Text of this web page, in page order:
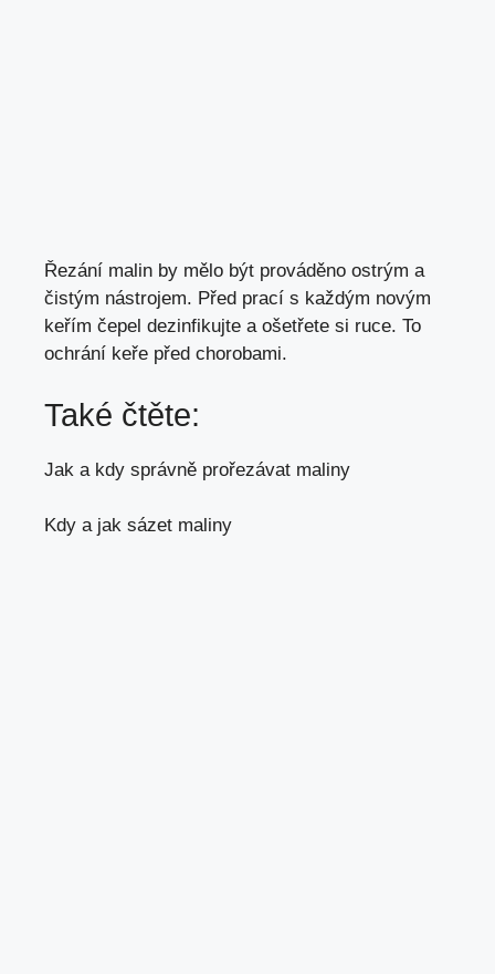
Řezání malin by mělo být prováděno ostrým a
čistým nástrojem. Před prací s každým novým
keřím čepel dezinfikujte a ošetřete si ruce. To
ochrání keře před chorobami.
Také čtěte:
Jak a kdy správně prořezávat maliny
Kdy a jak sázet maliny